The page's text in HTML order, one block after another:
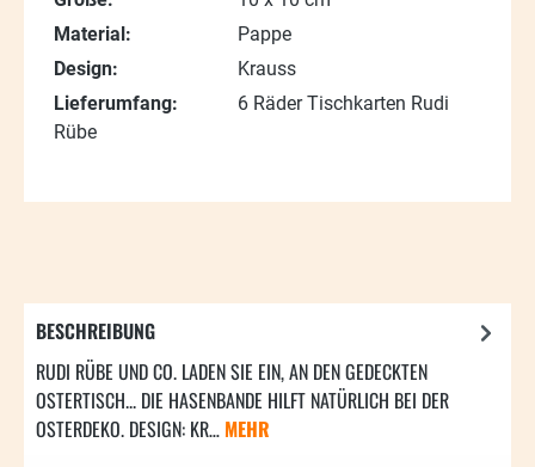
Material:
Pappe
Design:
Krauss
Lieferumfang:
6 Räder Tischkarten Rudi
Rübe
BESCHREIBUNG
RUDI RÜBE UND CO. LADEN SIE EIN, AN DEN GEDECKTEN
OSTERTISCH... DIE HASENBANDE HILFT NATÜRLICH BEI DER
OSTERDEKO. DESIGN: KR… MEHR